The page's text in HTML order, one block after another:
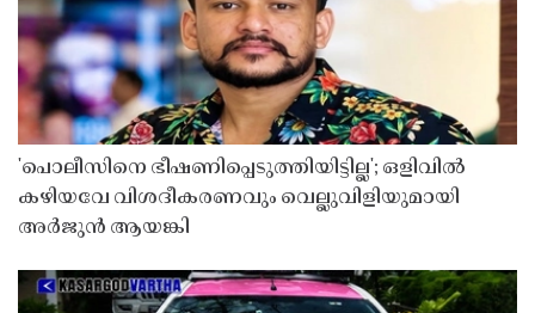
'പൊലീസിനെ ഭീഷണിപ്പെടുത്തിയിട്ടില്ല'; ഒളിവിൽ
കഴിയവേ വിശദീകരണവും വെല്ലുവിളിയുമായി
അർജുൻ ആയങ്കി